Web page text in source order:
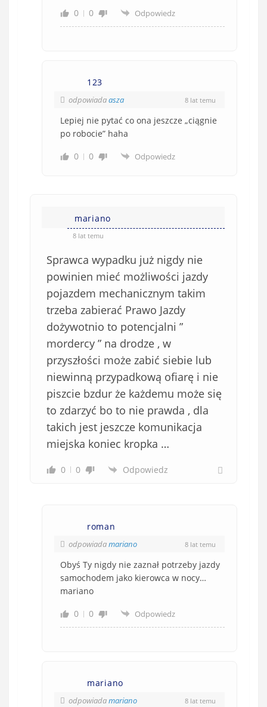
0
0 Odpowiedz
123
odpowiadaasza 8 lat temu
Lepiej nie pytać co ona jeszcze „ciągnie
po robocie” haha
0
0 Odpowiedz
mariano
8 lat temu
Sprawca wypadku już nigdy nie
powinien mieć możliwości jazdy
pojazdem mechanicznym takim
trzeba zabierać Prawo Jazdy
dożywotnio to potencjalni ”
mordercy ” na drodze , w
przyszłości może zabić siebie lub
niewinną przypadkową ofiarę i nie
piszcie bzdur że każdemu może się
to zdarzyć bo to nie prawda , dla
takich jest jeszcze komunikacja
miejska koniec kropka …
0 0 Odpowiedz
roman
odpowiadamariano 8 lat temu
Obyś Ty nigdy nie zaznał potrzeby jazdy
samochodem jako kierowca w nocy…
mariano
0
0 Odpowiedz
mariano
odpowiadamariano 8 lat temu